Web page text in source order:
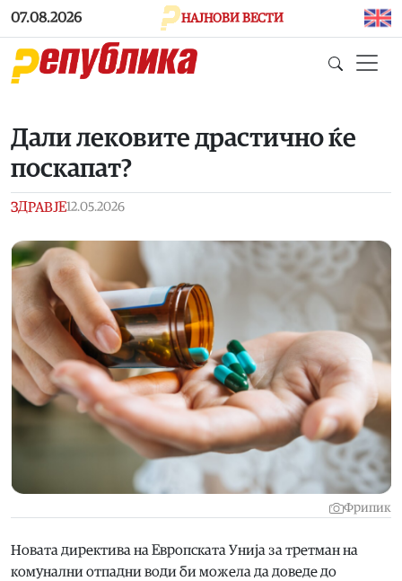
Skip to main content
07.08.2026 НАЈНОВИ ВЕСТИ
Дали лековите драстично ќе
поскапат?
ЗДРАВЈЕ12.05.2026
Фрипик
Новата директива на Европската Унија за третман на
комунални отпадни води би можела да доведе до